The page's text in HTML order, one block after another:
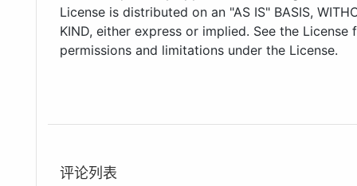
License is distributed on an "AS IS" BASIS,
KIND, either express or implied. See the
permissions and limitations under the License.
评论列表